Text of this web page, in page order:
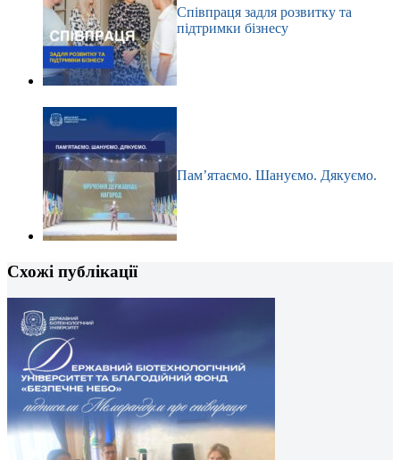
Співпраця задля розвитку та
підтримки бізнесу
Пам’ятаємо. Шануємо. Дякуємо.
Схожі публікації